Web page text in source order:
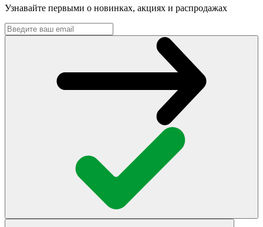
Узнавайте первыми о новинках, акциях и распродажах